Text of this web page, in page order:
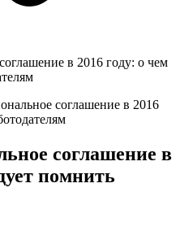
в 2016 году: о чем
соглашение в 2016
соглашение в
помнить